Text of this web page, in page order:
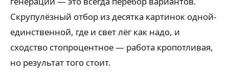
Скрупулёзный отбор из десятка картинок одной-
единственной, где и свет лёг как надо, и
сходство стопроцентное — работа кропотливая,
но результат того стоит.